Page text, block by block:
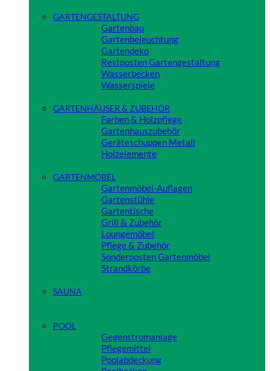
GARTENGESTALTUNG
Gartenbau
Gartenbeleuchtung
Gartendeko
Restposten Gartengestaltung
Wasserbecken
Wasserspiele
GARTENHÄUSER & ZUBEHÖR
Farben & Holzpflege
Gartenhauszubehör
Geräteschuppen Metall
Holzelemente
GARTENMÖBEL
Gartenmöbel-Auflagen
Gartenstühle
Gartentische
Grill & Zubehör
Loungemöbel
Pflege & Zubehör
Sonderposten Gartenmöbel
Strandkörbe
SAUNA
POOL
Gegenstromanlage
Pflegemittel
Poolabdeckung